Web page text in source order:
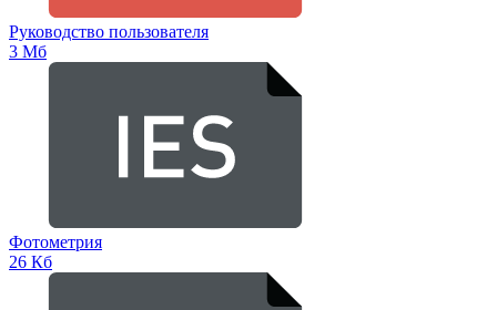
Руководство пользователя
3 Мб
Фотометрия
26 Кб